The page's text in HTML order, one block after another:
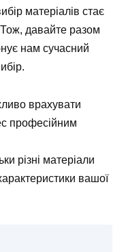
матеріалів стає
давайте разом
нам сучасний
врахувати
професійним
різні матеріали
вашої